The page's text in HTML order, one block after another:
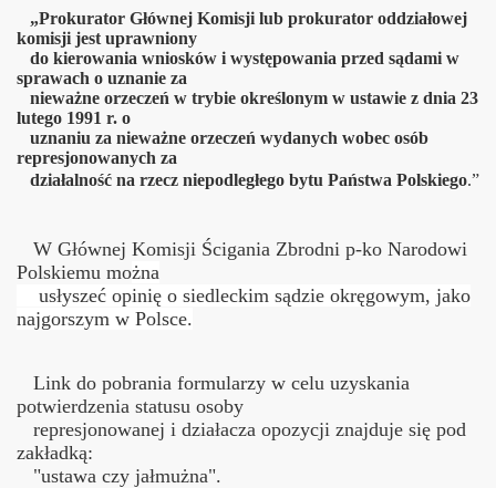
„Prokurator Głównej Komisji lub prokurator oddziałowej
komisji jest uprawniony
do kierowania wniosków i występowania przed sądami w
sprawach o uznanie za
nieważne orzeczeń w trybie określonym w ustawie z dnia 23
lutego 1991 r. o
uznaniu za nieważne orzeczeń wydanych wobec osób
represjonowanych za
działalność na rzecz niepodległego bytu Państwa Polskiego.”
W Głównej Komisji Ścigania Zbrodni p-ko Narodowi
Polskiemu można
usłyszeć opinię o siedleckim sądzie okręgowym, jako
najgorszym w Polsce.
Link do pobrania formularzy w celu uzyskania
potwierdzenia statusu osoby
represjonowanej i działacza opozycji znajduje się pod
zakładką:
"ustawa czy jałmużna".